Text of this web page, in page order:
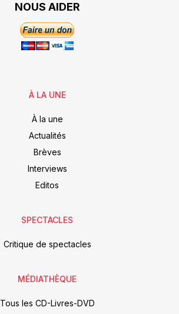
NOUS AIDER
À LA UNE
À la une
Actualités
Brèves
Interviews
Editos
SPECTACLES
Critique de spectacles
MÉDIATHÈQUE
Tous les CD-Livres-DVD